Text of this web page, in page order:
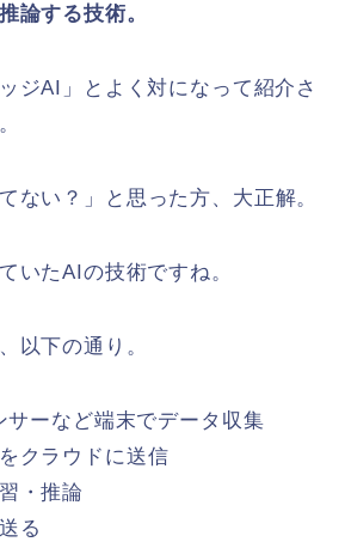
論する技術。
ジAI」とよく対になって紹介さ
ない？」と思った方、大正解。
いたAIの技術ですね。
以下の通り。
サーなど端末でデータ収集
クラウドに送信
・推論
る